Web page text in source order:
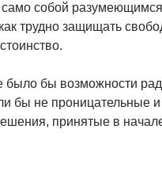
само собой
трудно защищать
было бы возможности
бы не проницательные и
принятые в